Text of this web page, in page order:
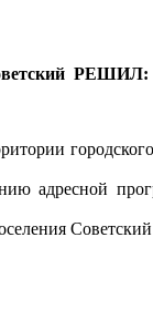
РЕШИЛ:
адресной